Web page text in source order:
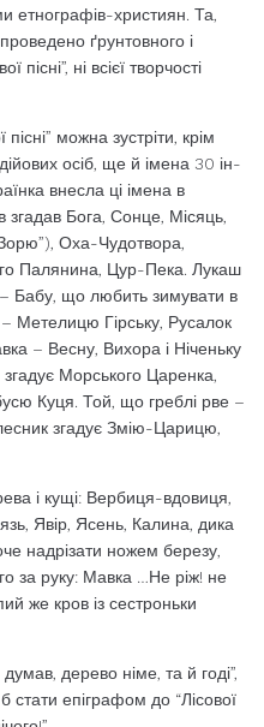
етнографів-християн. Та,
ґрунтовного і
пісні”, ні всієї творчості
пісні” можна зустріти, крім
осіб, ще й імена 30 ін­
внесла ці імена в
згадав Бога, Сонце, Місяць,
Оха-Чудотвора,
Палянина, Цур-Пека. Лукаш
Бабу, що любить зимувати в
Метелицю Гірсь­ку, Русалок
– Весну, Вихора і Ніченьку
Морського Царенка,
Куця. Той, що греб­лі рве –
зга­дує Змію-Царицю,
і кущі: Вербиця-вдовиця,
Явір, Ясень, Калина, дика
надрізати ножем березу,
за руку: Мавка …Не ріж! не
же кров із сестроньки
дере­во німе, та й годі”,
стати епіграфом до “Лісової